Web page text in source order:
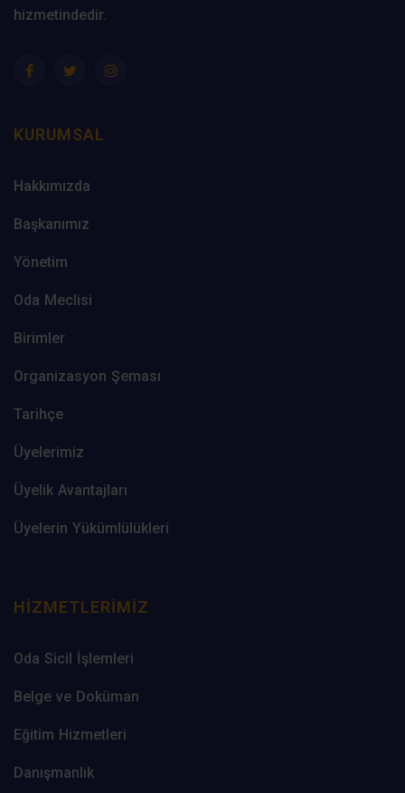
hizmetindedir.
KURUMSAL
Hakkımızda
Başkanımız
Yönetim
Oda Meclisi
Birimler
Organizasyon Şeması
Tarihçe
Üyelerimiz
Üyelik Avantajları
Üyelerin Yükümlülükleri
HIZMETLERIMIZ
Oda Sicil İşlemleri
Belge ve Doküman
Eğitim Hizmetleri
Danışmanlık